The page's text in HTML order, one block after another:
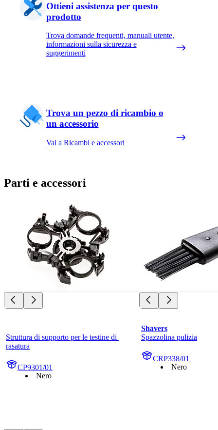
Ottieni assistenza per questo
prodotto
Trova domande frequenti, manuali utente,
informazioni sulla sicurezza e
suggerimenti
Trova un pezzo di ricambio o
un accessorio
Vai a Ricambi e accessori
Parti e accessori
Struttura di supporto per le testine di
rasatura
CP9301/01
Nero
Shavers
Spazzolina pulizia
CRP338/01
Nero